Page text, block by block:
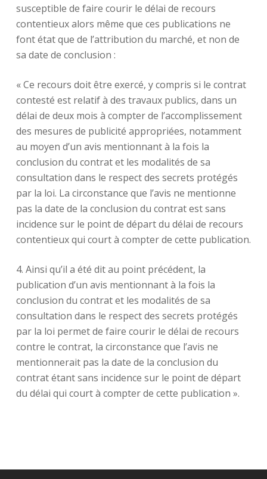
susceptible de faire courir le délai de recours
contentieux alors même que ces publications ne
font état que de l’attribution du marché, et non de
sa date de conclusion :
« Ce recours doit être exercé, y compris si le contrat
contesté est relatif à des travaux publics, dans un
délai de deux mois à compter de l’accomplissement
des mesures de publicité appropriées, notamment
au moyen d’un avis mentionnant à la fois la
conclusion du contrat et les modalités de sa
consultation dans le respect des secrets protégés
par la loi. La circonstance que l’avis ne mentionne
pas la date de la conclusion du contrat est sans
incidence sur le point de départ du délai de recours
contentieux qui court à compter de cette publication.
4. Ainsi qu’il a été dit au point précédent, la
publication d’un avis mentionnant à la fois la
conclusion du contrat et les modalités de sa
consultation dans le respect des secrets protégés
par la loi permet de faire courir le délai de recours
contre le contrat, la circonstance que l’avis ne
mentionnerait pas la date de la conclusion du
contrat étant sans incidence sur le point de départ
du délai qui court à compter de cette publication ».